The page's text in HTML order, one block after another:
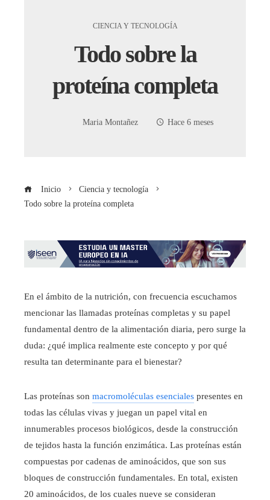
CIENCIA Y TECNOLOGÍA
Todo sobre la
proteína completa
Maria Montañez Hace 6 meses
Inicio
Ciencia y tecnología
Todo sobre la proteína completa
En el ámbito de la nutrición, con frecuencia escuchamos
mencionar las llamadas proteínas completas y su papel
fundamental dentro de la alimentación diaria, pero surge la
duda: ¿qué implica realmente este concepto y por qué
resulta tan determinante para el bienestar?
Las proteínas son macromoléculas esenciales presentes en
todas las células vivas y juegan un papel vital en
innumerables procesos biológicos, desde la construcción
de tejidos hasta la función enzimática. Las proteínas están
compuestas por cadenas de aminoácidos, que son sus
bloques de construcción fundamentales. En total, existen
20 aminoácidos, de los cuales nueve se consideran